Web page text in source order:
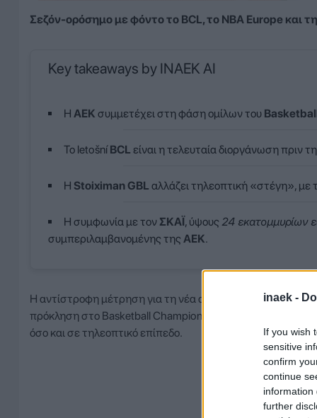
inaek -
If you wish
sensitive
confirm
continue
information
further
Σεζόν-ορόσημο με φόντο το BCL, το NBA Europe και
Key takeaways by INAEK AI
Η ΑΕΚ συμμετέχει στη φάση ομίλων του
Το letošníBCL είναι η τελευταία διοργάνωση πριν
Η Stoiximan GBL αλλάζει τηλεοπτική «στέγη», με
Η συμφωνία με τον ΣΚΑΪ, ύψους 24 εκατομμυρίων
συμπεριλαμβανομένης της ΑΕΚ.
Η αντίστροφη μέτρηση για τη νέα αγωνιστική περίοδο
πρόκληση στο Basketball Champions League, την ώρα που
όσο και σε τηλεοπτικό επίπεδο.